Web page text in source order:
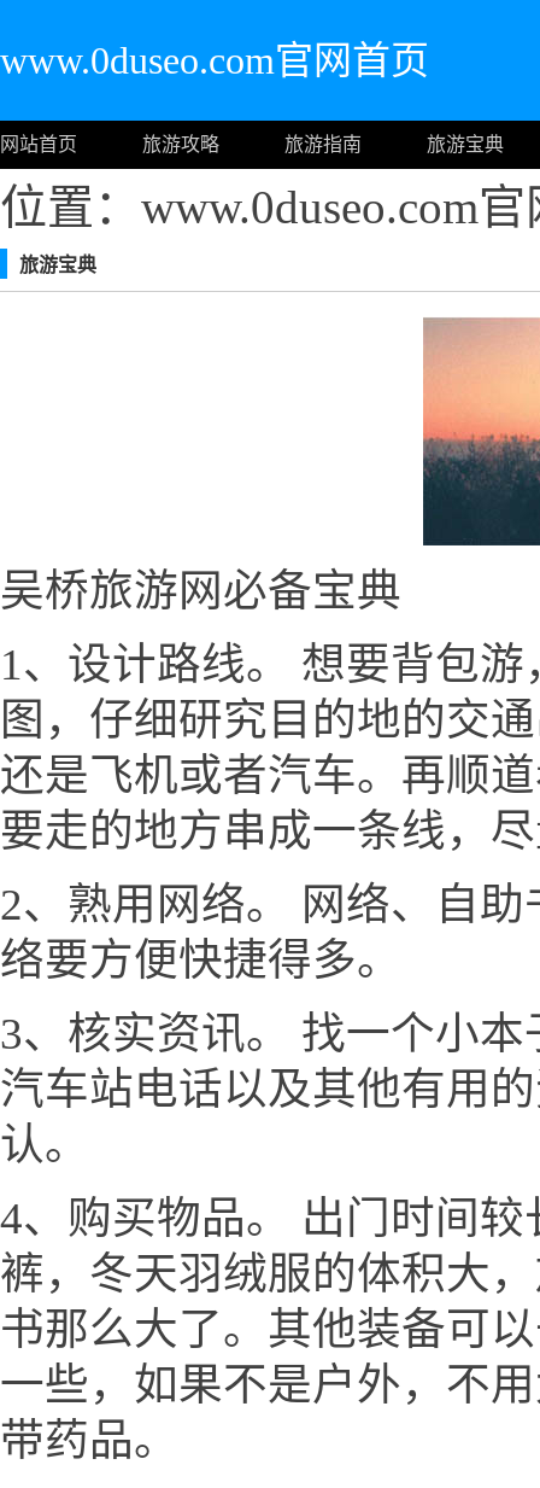
www.0duseo.com官网首页
网站首页 旅游攻略 旅游指南 旅游宝典
位置：www.0duseo.com
旅游宝典
吴桥旅游网必备宝典
1、设计路线。 想要背包
图，仔细研究目的地的交
还是飞机或者汽车。再顺
要走的地方串成一条线，
2、熟用网络。 网络、自
络要方便快捷得多。
3、核实资讯。 找一个小
汽车站电话以及其他有用
认。
4、购买物品。 出门时间
裤，冬天羽绒服的体积大
书那么大了。其他装备可
一些，如果不是户外，不
带药品。